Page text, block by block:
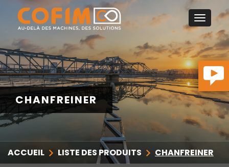
SOCIÉTÉ
SECTEURS D'ACTIVITÉS
MACHINES
CONVERTISSEUR DE MESURES
ACTUALITÉS
Toggle
RECHERCHER
CHANFREINER
ACCUEIL LISTE DES PRODUITS CHANFREINER